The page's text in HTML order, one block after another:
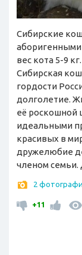
Сибирские
аборигенными
вес кота 5-9 кг.
Сибирская
гордости
долголетие.
её роскошной
идеальными
красивых в
дружелюбие
членом семьи.
2
+11